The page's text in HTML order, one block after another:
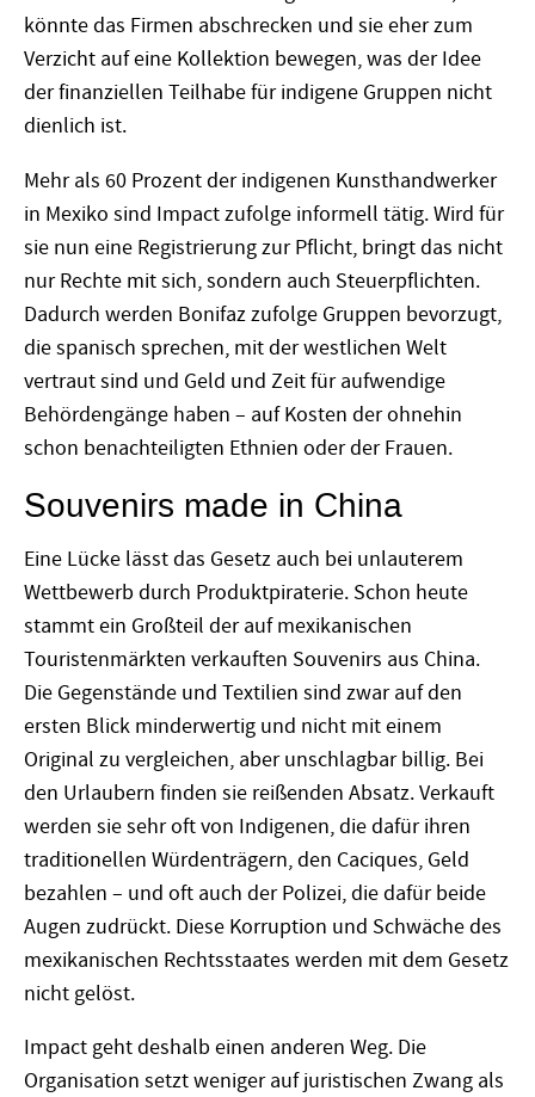
könnte das Firmen abschrecken und sie eher zum
Verzicht auf eine Kollektion bewegen, was der Idee
der finanziellen Teilhabe für indigene Gruppen nicht
dienlich ist.
Mehr als 60 Prozent der indigenen Kunsthandwerker
in Mexiko sind Impact zufolge informell tätig. Wird für
sie nun eine Registrierung zur Pflicht, bringt das nicht
nur Rechte mit sich, sondern auch Steuerpflichten.
Dadurch werden Bonifaz zufolge Gruppen bevorzugt,
die spanisch sprechen, mit der westlichen Welt
vertraut sind und Geld und Zeit für aufwendige
Behördengänge haben – auf Kosten der ohnehin
schon benachteiligten Ethnien oder der Frauen.
Souvenirs made in China
Eine Lücke lässt das Gesetz auch bei unlauterem
Wettbewerb durch Produktpiraterie. Schon heute
stammt ein Großteil der auf mexikanischen
Touristenmärkten verkauften Souvenirs aus China.
Die Gegenstände und Textilien sind zwar auf den
ersten Blick minderwertig und nicht mit einem
Original zu vergleichen, aber unschlagbar billig. Bei
den Urlaubern finden sie reißenden Absatz. Verkauft
werden sie sehr oft von Indigenen, die dafür ihren
traditionellen Würdenträgern, den Caciques, Geld
bezahlen – und oft auch der Polizei, die dafür beide
Augen zudrückt. Diese Korruption und Schwäche des
mexikanischen Rechtsstaates werden mit dem Gesetz
nicht gelöst.
Impact geht deshalb einen anderen Weg. Die
Organisation setzt weniger auf juristischen Zwang als